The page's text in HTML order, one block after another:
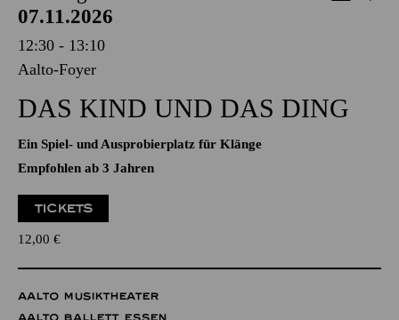
AALTO MUSIKTHEATER
Samstag
07.11.2026
12:30 - 13:10
DAS KIND UND DAS DING
Ein Spiel- und Ausprobierplatz für Klänge
Empfohlen ab 3 Jahren
12,00€